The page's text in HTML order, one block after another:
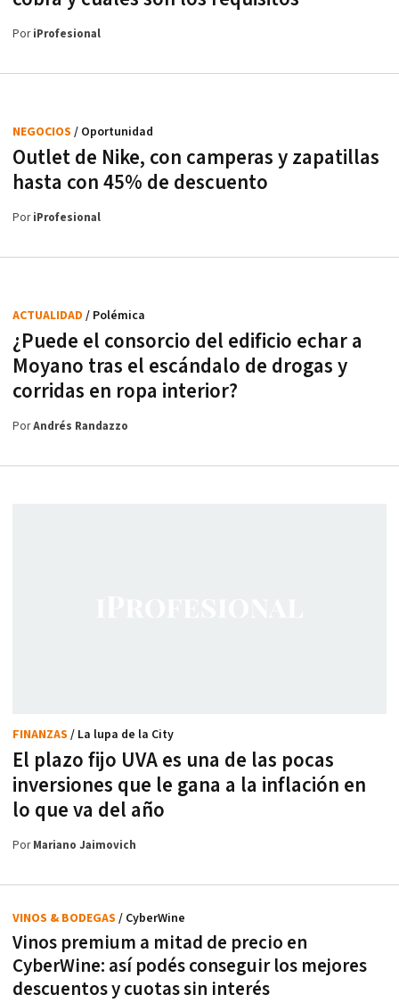
PoriProfesional
Outlet de Nike, con camperas y zapatillas
hasta con 45% de descuento
NEGOCIOS / Oportunidad
PoriProfesional
¿Puede el consorcio del edificio echar a
Moyano tras el escándalo de drogas y
corridas en ropa interior?
ACTUALIDAD / Polémica
PorAndrés Randazzo
El plazo fijo UVA es una de las pocas
inversiones que le gana a la inflación en
lo que va del año
FINANZAS / La lupa de la City
PorMariano Jaimovich
Vinos premium a mitad de precio en
CyberWine: así podés conseguir los mejores
descuentos y cuotas sin interés
VINOS & BODEGAS / CyberWine